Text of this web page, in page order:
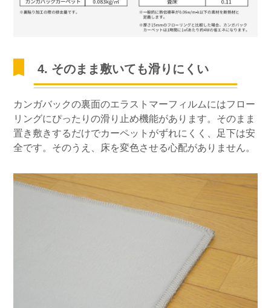
4. そのまま敷いても滑りにくい
カンガバックの裏面のエラストマーフィルムにはフロー
リングにぴったりの滑り止め機能があります。そのまま
置き敷きするだけでカーペットがずれにくく、足下は安
全です。そのうえ、床を変色させる心配がありません。